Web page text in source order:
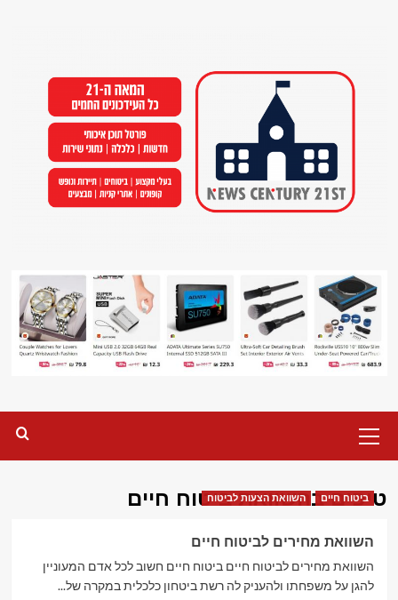
Menu
טיפים בהשוואת ביטוח חיים
ביטוח חיים השוואת הצעות לביטוח
השוואת מחירים לביטוח חיים
השוואת מחירים לביטוח חיים ביטוח חיים חשוב לכל אדם המעוניין
להגן על משפחתו ולהעניק לה רשת ביטחון כלכלית במקרה של...